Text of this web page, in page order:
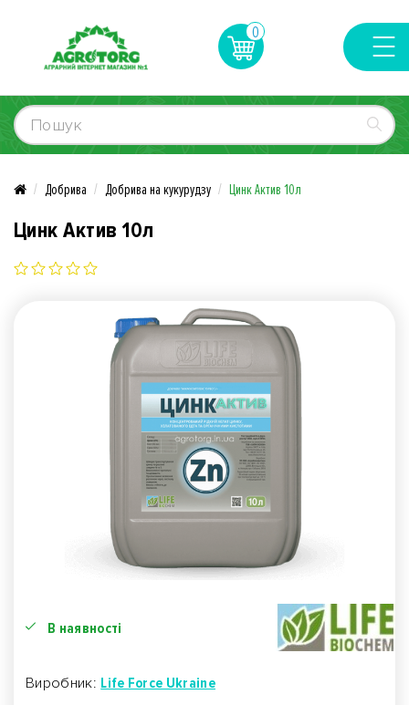
0
Добрива Добрива на кукурудзу Цинк Актив 10л
Цинк Актив 10л
В наявності
Виробник: Life Force Ukraine